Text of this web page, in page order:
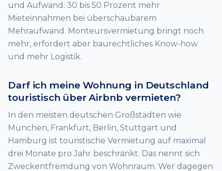
und Aufwand: 30 bis 50 Prozent mehr
Mieteinnahmen bei überschaubarem
Mehraufwand. Monteursvermietung bringt noch
mehr, erfordert aber baurechtliches Know-how
und mehr Logistik.
Darf ich meine Wohnung in Deutschland
touristisch über Airbnb vermieten?
In den meisten deutschen Großstädten wie
München, Frankfurt, Berlin, Stuttgart und
Hamburg ist touristische Vermietung auf maximal
drei Monate pro Jahr beschränkt. Das nennt sich
Zweckentfremdung von Wohnraum. Wer dagegen